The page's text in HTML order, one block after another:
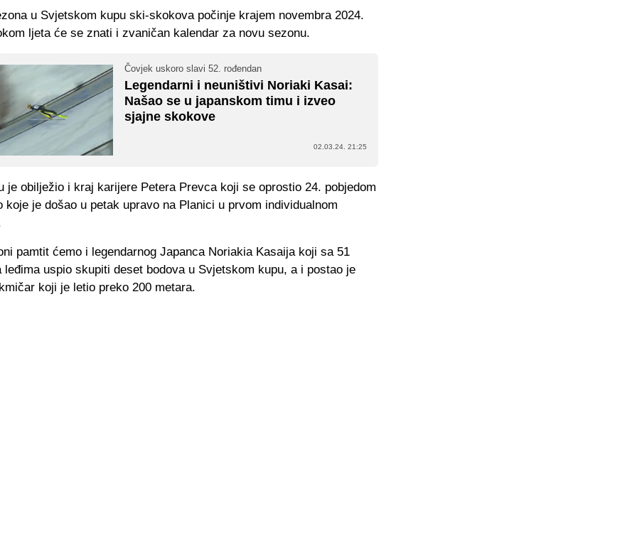
u Svjetskom kupu ski-skokova počinje krajem novembra 2024.
ljeta će se znati i zvaničan kalendar za novu sezonu.
Čovjek uskoro slavi 52. rođendan
Legendarni i neuništivi Noriaki Kasai:
Našao se u japanskom timu i izveo
sjajne skokove
02.03.24. 21:25
je obilježio i kraj karijere Petera Prevca koji se oprostio 24. pobjedom
koje je došao u petak upravo na Planici u prvom individualnom
pamtit ćemo i legendarnog Japanca Noriakia Kasaija koji sa 51
leđima uspio skupiti deset bodova u Svjetskom kupu, a i postao je
koji je letio preko 200 metara.